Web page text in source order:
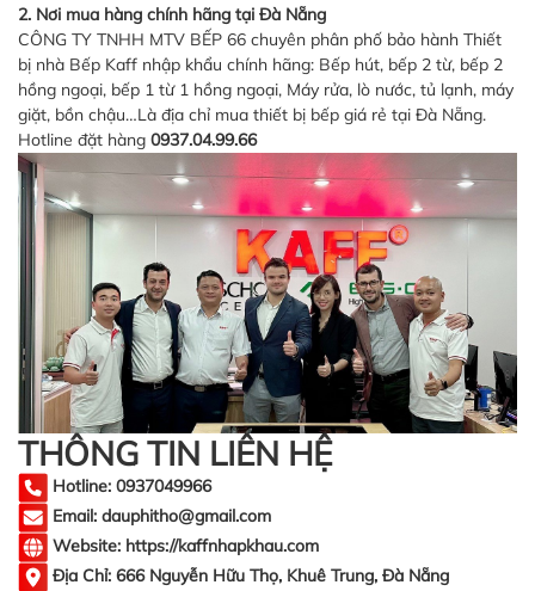
2. Nơi mua hàng chính hãng tại Đà Nẵng
CÔNG TY TNHH MTV BẾP 66 chuyên phân phố bảo hành Thiết
bị nhà Bếp Kaff nhập khẩu chính hãng: Bếp hút, bếp 2 từ, bếp 2
hồng ngoại, bếp 1 từ 1 hồng ngoại, Máy rửa, lò nước, tủ lạnh, máy
giặt, bồn chậu…Là địa chỉ mua thiết bị bếp giá rẻ tại Đà Nẵng.
Hotline đặt hàng 0937.04.99.66
THÔNG TIN LIÊN HỆ
Hotline: 0937049966
Email: dauphitho@gmail.com
Website: https://kaffnhapkhau.com
Địa Chỉ: 666 Nguyễn Hữu Thọ, Khuê Trung, Đà Nẵng